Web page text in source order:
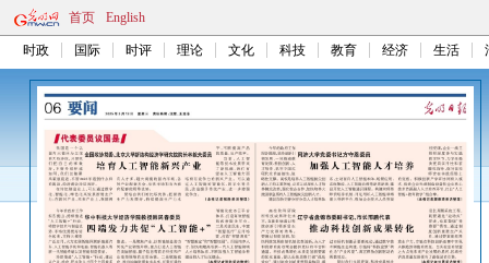
首页 English
时政 国际 时评 理论 文化 科技 教育 经济 生活